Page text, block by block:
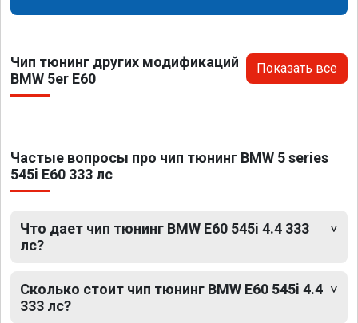
Чип тюнинг других модификаций
BMW 5er E60
Показать все
Частые вопросы про чип тюнинг BMW 5 series
545i E60 333 лс
Что дает чип тюнинг BMW E60 545i 4.4 333
лс?
Сколько стоит чип тюнинг BMW E60 545i 4.4
333 лс?